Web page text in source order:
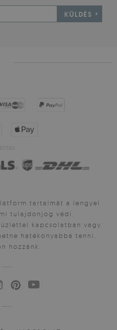
KÜLDÉS
tartalmát a lengyel
tulajdonjog védi.
kapcsolatban vagy
hatékonyabbá tenni,
hozzánk.